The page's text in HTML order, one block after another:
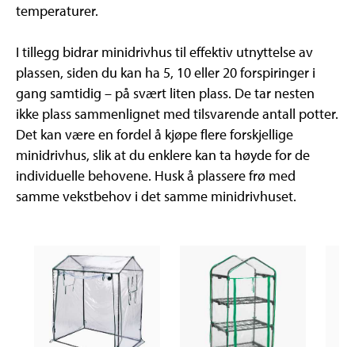
temperaturer.
I tillegg bidrar minidrivhus til effektiv utnyttelse av
plassen, siden du kan ha 5, 10 eller 20 forspiringer i
gang samtidig – på svært liten plass. De tar nesten
ikke plass sammenlignet med tilsvarende antall potter.
Det kan være en fordel å kjøpe flere forskjellige
minidrivhus, slik at du enklere kan ta høyde for de
individuelle behovene. Husk å plassere frø med
samme vekstbehov i det samme minidrivhuset.